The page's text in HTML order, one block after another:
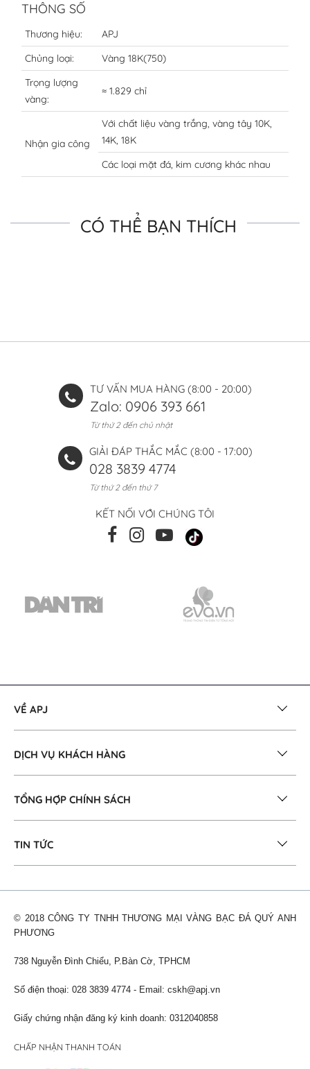
THÔNG SỐ
Thương hiệu:
APJ
Chủng loại:
Vàng 18K(750)
Trọng lượng
vàng:
≈ 1.829 chỉ
Nhận gia công
Với chất liệu vàng trắng, vàng tây 10K,
14K, 18K
Các loại mặt đá, kim cương khác nhau
CÓ THỂ BẠN THÍCH
TƯ VẤN MUA HÀNG (8:00 - 20:00)
Zalo: 0906 393 661
Từ thứ 2 đến chủ nhật
GIẢI ĐÁP THẮC MẮC (8:00 - 17:00)
028 3839 4774
Từ thứ 2 đến thứ 7
KẾT NỐI VỚI CHÚNG TÔI
VỀ APJ
DỊCH VỤ KHÁCH HÀNG
TỔNG HỢP CHÍNH SÁCH
TIN TỨC
© 2018 CÔNG TY TNHH THƯƠNG MẠI VÀNG BẠC ĐÁ QUÝ ANH
PHƯƠNG
738 Nguyễn Đình Chiểu, P.Bàn Cờ, TPHCM
Số điện thoại: 028 3839 4774 - Email: cskh@apj.vn
Giấy chứng nhận đăng ký kinh doanh: 0312040858
CHẤP NHẬN THANH TOÁN